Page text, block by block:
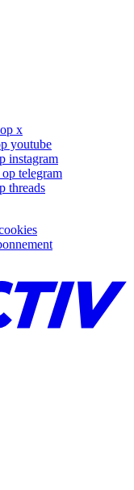
x
youtube
instagram
telegram
threads